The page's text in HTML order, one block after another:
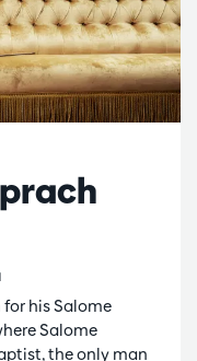
his Salome
Salome
the only man